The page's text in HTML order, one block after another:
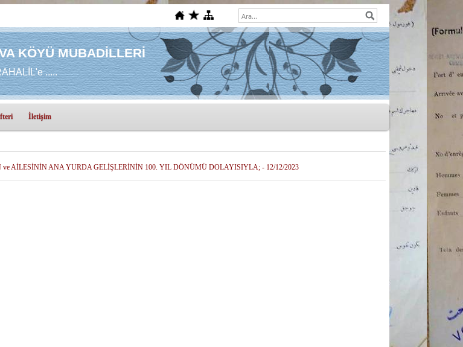
KÖYÜ MUBADİLLERİ
.....
İletişim
AİLESİNİN ANA YURDA GELİŞLERİNİN 100. YIL DÖNÜMÜ DOLAYISIYLA; - 12/12/2023